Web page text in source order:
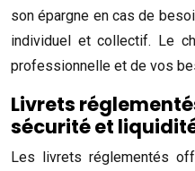
son épargne en cas de
individuel et collectif. Le
professionnelle et de vos
Livrets
sécurité et
Les livrets réglementés